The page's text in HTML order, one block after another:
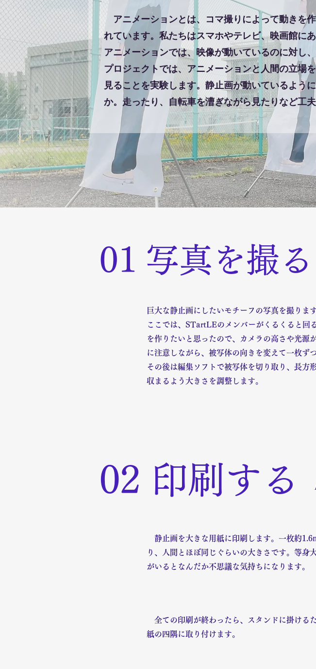
アニメーションとは、コマ撮りによって動きを
れています。私たちはスマホやテレビ、映画館
アニメーションでは、映像が動いているのに対
プロジェクトでは、アニメーションと人間の立
見ることを実験します。静止画が動いているよう
か。走ったり、自転車を漕ぎながら見たりなど工
01 写真を撮る
巨大な静止画にしたいモチーフの写真を撮ります
ここでは、STartLEのメンバーがくるくると回
を作りたいと思ったので、カメラの高さや光源
に注意しながら、被写体の向きを変えて一枚ず
その後は編集ソフトで被写体を切り取り、長方
収まるよう大きさを調整します。
02 印刷する
静止画を大きな用紙に印刷します。一枚約
り、人間とほぼ同じぐらいの大きさです。等身
がいるとなんだか不思議な気持ちになります。
全ての印刷が終わったら、スタンドに掛ける
紙の四隅に取り付けます。